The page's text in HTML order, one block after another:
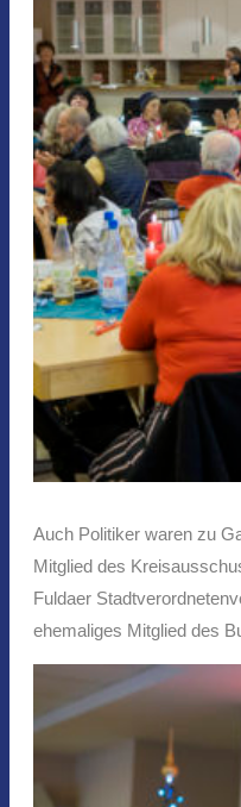
Auch Politiker waren zu
Mitglied des
Fuldaer
ehemaliges Mitglied des